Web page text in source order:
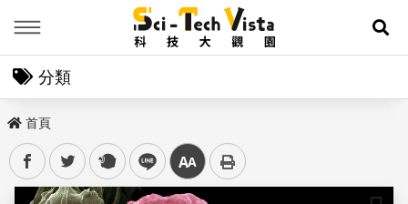
展
分類
首頁
facebooktwitter plurk line 中